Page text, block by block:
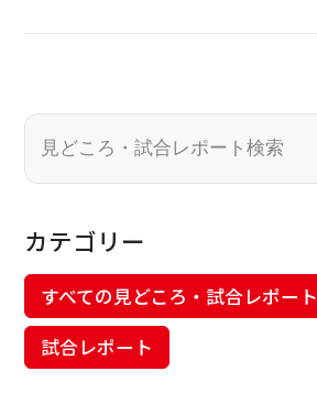
カテゴリー
すべての見どころ・試合レポート
試合レポート